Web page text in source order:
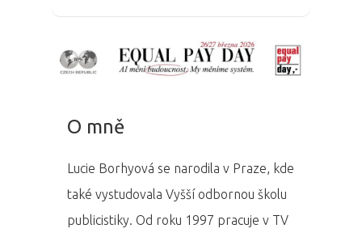
O mně
Lucie Borhyová se narodila v Praze, kde
také vystudovala Vyšší odbornou školu
publicistiky. Od roku 1997 pracuje v TV